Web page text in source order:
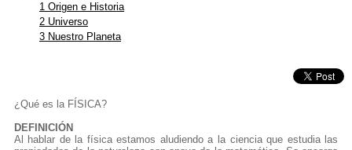
1 Origen e Historia
2 Universo
3 Nuestro Planeta
¿Qué es la FÍSICA?
DEFINICIÓN
Al hablar de la física estamos aludiendo a la ciencia que estudia las